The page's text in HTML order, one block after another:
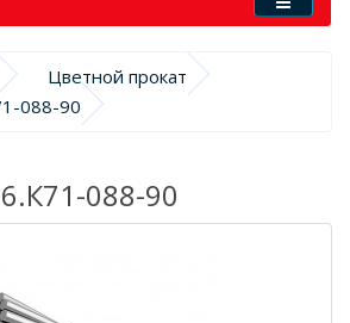
Цветной прокат
088-90
088-90